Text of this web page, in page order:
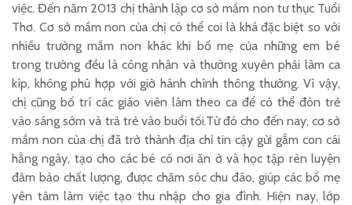
việc. Đến năm 2013 chị thành lập cơ sở mầm non tư thục Tuổi
Thơ. Cơ sở mầm non của chị có thể coi là khá đặc biệt so với
nhiều trường mầm non khác khi bố mẹ của những em bé
trong trường đều là công nhân và thường xuyên phải làm ca
kíp, không phù hợp với giờ hành chính thông thường. Vì vậy,
chị cũng bố trí các giáo viên làm theo ca để có thể đón trẻ
vào sáng sớm và trả trẻ vào buổi tối.Từ đó cho đến nay, cơ sở
mầm non của chị đã trở thành địa chỉ tin cậy gửi gắm con cái
hằng ngày, tạo cho các bé có nơi ăn ở và học tập rèn luyện
đảm bảo chất lượng, được chăm sóc chu đáo, giúp các bố mẹ
yên tâm làm việc tạo thu nhập cho gia đình. Hiện nay, lớp